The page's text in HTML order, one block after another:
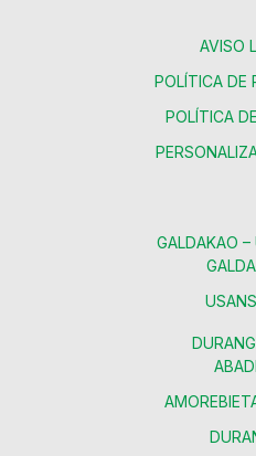
AVISO
POLÍTICA DE
POLÍTICA
GALDAKAO –